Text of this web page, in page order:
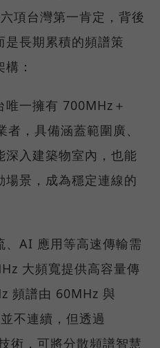
項台灣第一肯定，背後
長期累積的頻譜策
：
一擁有 700MHz＋
，具備涵蓋範圍廣、
深入建築物室內，也能
景，成為穩定連線的
、AI 應用等高速傳輸需
大頻寬提供高容量傳
頻譜由 60MHz 與
不連續，但透過
術，可將分散頻譜智慧